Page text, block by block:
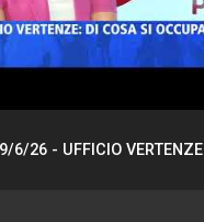
6/26 - UFFICIO VERTENZE